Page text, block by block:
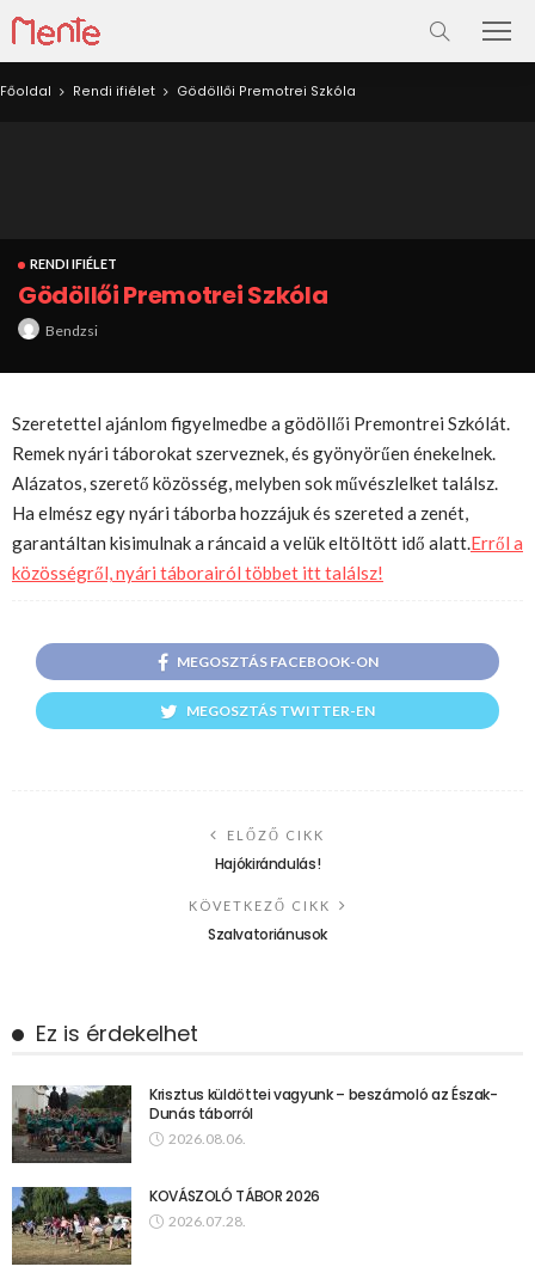
Főoldal Rendi ifiélet Gödöllői Premotrei Szkóla
RENDI IFIÉLET
Gödöllői Premotrei Szkóla
Bendzsi
Szeretettel ajánlom figyelmedbe a gödöllői Premontrei Szkólát.
Remek nyári táborokat szerveznek, és gyönyörűen énekelnek.
Alázatos, szerető közösség, melyben sok művészlelket találsz.
Ha elmész egy nyári táborba hozzájuk és szereted a zenét,
garantáltan kisimulnak a ráncaid a velük eltöltött idő alatt.Erről a
közösségről, nyári táborairól többet itt találsz!
MEGOSZTÁS FACEBOOK-ON
MEGOSZTÁS TWITTER-EN
ELŐZŐ CIKK
Hajókirándulás!
KÖVETKEZŐ CIKK
Szalvatoriánusok
Ez is érdekelhet
Krisztus küldöttei vagyunk – beszámoló az Észak-
Dunás táborról
2026.08.06.
KOVÁSZOLÓ TÁBOR 2026
2026.07.28.